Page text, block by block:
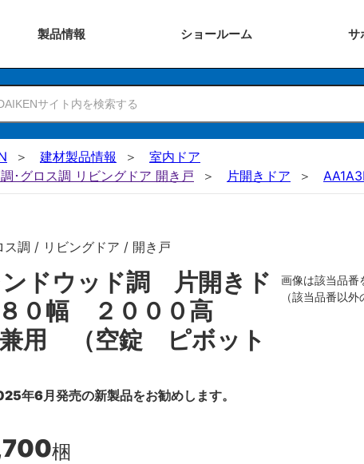
製品情報 ショールーム サ
建材製品情報
室内ドア
･グロス調 リビングドア 開き戸
片開きドア
ス調 / リビングドア / 開き戸
ドウッド調 片開きド
０幅 ２０００高
兼用 （空錠 ピボット
年6月発売の新製品をお勧めします。
梱
画像は該当品番
（該当品番以